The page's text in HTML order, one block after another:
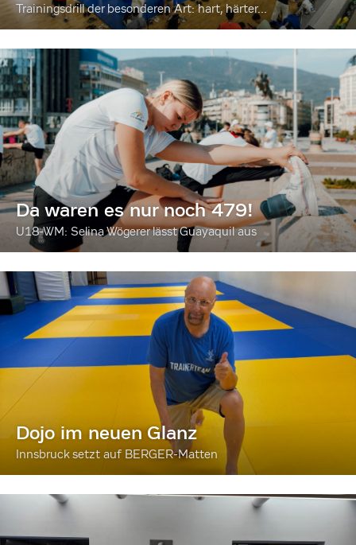
Trainingsdrill der besonderen Art: hart, härter...
Da waren es nur noch 479!
U18-WM: Selina Wögerer lässt Guayaquil aus
Dojo im neuen Glanz
Innsbruck setzt auf BERGER-Matten